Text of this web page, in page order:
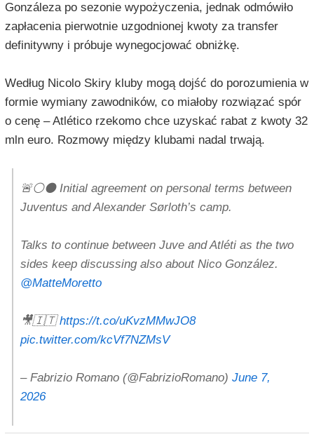
Gonzáleza po sezonie wypożyczenia, jednak odmówiło
zapłacenia pierwotnie uzgodnionej kwoty za transfer
definitywny i próbuje wynegocjować obniżkę.
Według Nicolo Skiry kluby mogą dojść do porozumienia w
formie wymiany zawodników, co miałoby rozwiązać spór
o cenę – Atlético rzekomo chce uzyskać rabat z kwoty 32
mln euro. Rozmowy między klubami nadal trwają.
🚨⚪️⚫️ Initial agreement on personal terms between
Juventus and Alexander Sørloth’s camp.
Talks to continue between Juve and Atléti as the two
sides keep discussing also about Nico González.
@MatteMoretto
🎥🇮🇹https://t.co/uKvzMMwJO8
pic.twitter.com/kcVf7NZMsV
– Fabrizio Romano (@FabrizioRomano) June 7,
2026